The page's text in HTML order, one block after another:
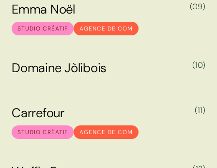
E
E
m
m
m
m
a
a
N
N
o
o
ë
ë
l
l
STUDIO CRÉATIF AGENCE DE COM
(09)
Domaine Jòlibois
(10)
C
C
a
a
r
r
r
r
e
e
f
f
o
o
u
u
r
r
STUDIO CRÉATIF AGENCE DE COM
(11)